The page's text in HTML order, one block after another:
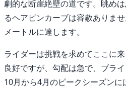
劇的な断崖絶壁の道です。眺め
るヘアピンカーブは容赦ありま
メートルに達します。
ライダーは挑戦を求めてここに
良好ですが、勾配は急で、ブラ
10月から4月のピークシーズン